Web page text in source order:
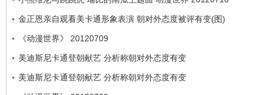
金正恩亲自观看美卡通形象表演 朝对外态度被评有变(图)
《动漫世界》 20120709
美迪斯尼卡通登朝献艺 分析称朝对外态度有变
美迪斯尼卡通登朝献艺 分析称朝对外态度有变